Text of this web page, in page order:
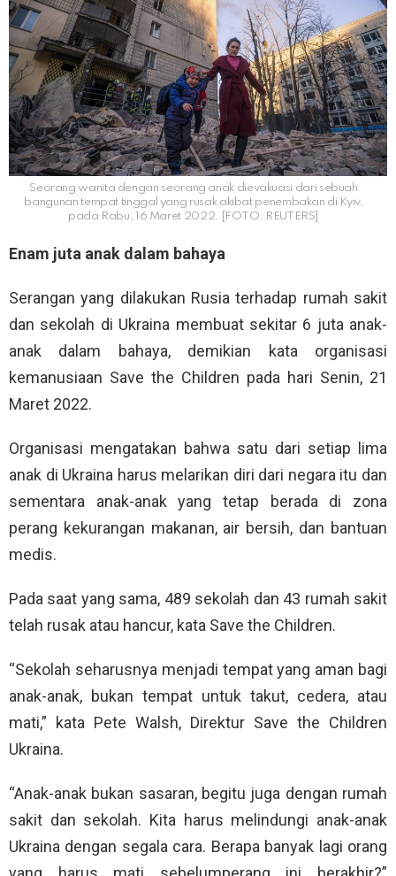
Seorang wanita dengan seorang anak dievakuasi dari sebuah
bangunan tempat tinggal yang rusak akibat penembakan di Kyiv,
pada Rabu, 16 Maret 2022. [FOTO: REUTERS]
Enam juta anak dalam bahaya
Serangan yang dilakukan Rusia terhadap rumah sakit
dan sekolah di Ukraina membuat sekitar 6 juta anak-
anak dalam bahaya, demikian kata organisasi
kemanusiaan Save the Children pada hari Senin, 21
Maret 2022.
Organisasi mengatakan bahwa satu dari setiap lima
anak di Ukraina harus melarikan diri dari negara itu dan
sementara anak-anak yang tetap berada di zona
perang kekurangan makanan, air bersih, dan bantuan
medis.
Pada saat yang sama, 489 sekolah dan 43 rumah sakit
telah rusak atau hancur, kata Save the Children.
“Sekolah seharusnya menjadi tempat yang aman bagi
anak-anak, bukan tempat untuk takut, cedera, atau
mati,” kata Pete Walsh, Direktur Save the Children
Ukraina.
“Anak-anak bukan sasaran, begitu juga dengan rumah
sakit dan sekolah. Kita harus melindungi anak-anak
Ukraina dengan segala cara. Berapa banyak lagi orang